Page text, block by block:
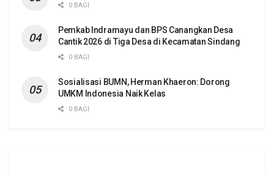
0 BAGI
Pemkab Indramayu dan BPS Canangkan Desa
Cantik 2026 di Tiga Desa di Kecamatan Sindang
0 BAGI
Sosialisasi BUMN, Herman Khaeron: Dorong
UMKM Indonesia Naik Kelas
0 BAGI